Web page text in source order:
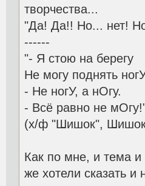
творчества...
"Да! Да!! Но... нет!
------
"- Я стою на берегу
Не могу поднять
- Не ногУ, а нОгу.
- Всё равно не
(х/ф "Шишок",
Как по мне, и тема
же хотели сказать и